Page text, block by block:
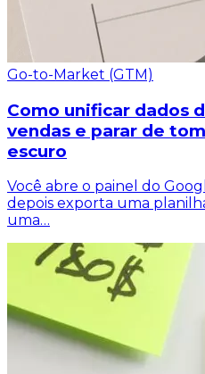
Go-to-Market (GTM)
Como unificar dados
vendas e parar de
escuro
Você abre o painel do
depois exporta uma
uma…